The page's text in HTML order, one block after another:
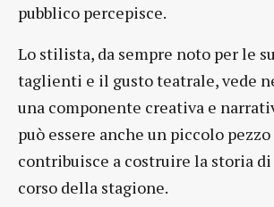
pubblico percepisce.
Lo stilista, da sempre noto per le
taglienti e il gusto teatrale, vede
una componente creativa e
può essere anche un piccolo
contribuisce a costruire la storia
corso della stagione.